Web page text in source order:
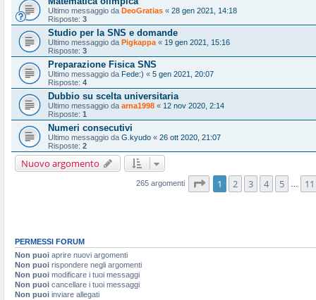
Ultimo messaggio da DeoGratias « 28 gen 2021, 14:18
Risposte: 3
Studio per la SNS e domande
Ultimo messaggio da Pigkappa « 19 gen 2021, 15:16
Risposte: 3
Preparazione Fisica SNS
Ultimo messaggio da Fede:) « 5 gen 2021, 20:07
Risposte: 4
Dubbio su scelta universitaria
Ultimo messaggio da arna1998 « 12 nov 2020, 2:14
Risposte: 1
Numeri consecutivi
Ultimo messaggio da G.kyudo « 26 ott 2020, 21:07
Risposte: 2
Nuovo argomento
265 argomenti Pagina1 di11
1 2 3 4 5 11
PERMESSI FORUM
Non puoi aprire nuovi argomenti
Non puoi rispondere negli argomenti
Non puoi modificare i tuoi messaggi
Non puoi cancellare i tuoi messaggi
Non puoi inviare allegati